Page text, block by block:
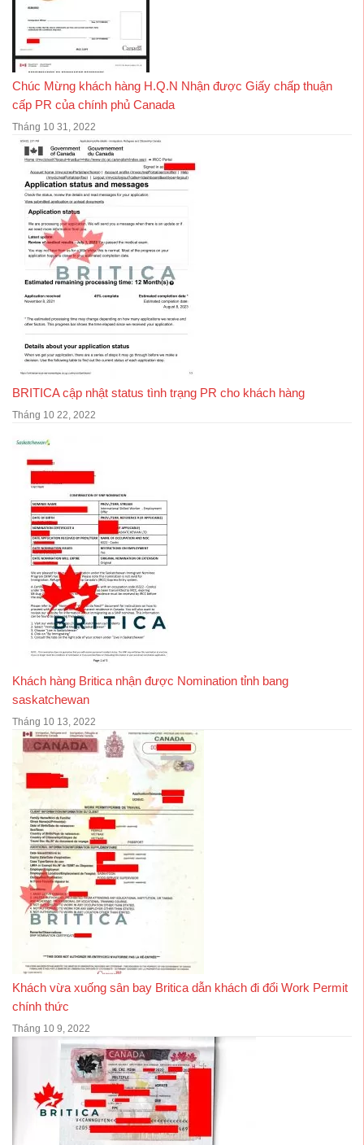
Chúc Mừng khách hàng H.Q.N Nhận được Giấy chấp thuận
cấp PR của chính phủ Canada
Tháng 10 31, 2022
BRITICA cập nhật status tình trạng PR cho khách hàng
Tháng 10 22, 2022
Khách hàng Britica nhận được Nomination tỉnh bang
saskatchewan
Tháng 10 13, 2022
Khách vừa xuống sân bay Britica dẫn khách đi đổi Work Permit
chính thức
Tháng 10 9, 2022